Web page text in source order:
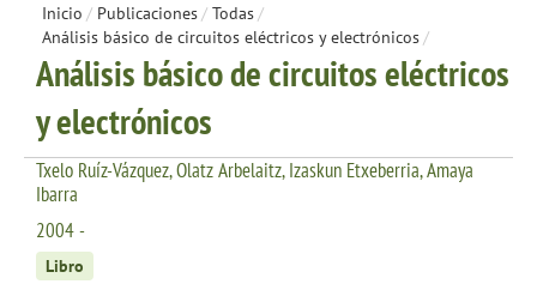
Inicio / Publicaciones/ Todas/
Análisis básico de circuitos eléctricos y electrónicos/
Análisis básico de circuitos eléctricos
y electrónicos
Txelo Ruíz-Vázquez, Olatz Arbelaitz, Izaskun Etxeberria, Amaya
Ibarra
2004 -
Libro